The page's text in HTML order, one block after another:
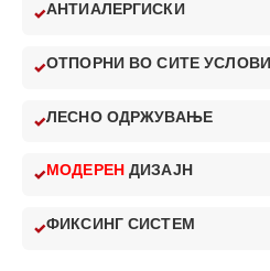
АНТИАЛЕРГИСКИ
ОТПОРНИ ВО СИТЕ УСЛОВИ
ЛЕСНО ОДРЖУВАЊЕ
МОДЕРЕН ДИЗАЈН
ФИКСИНГ СИСТЕМ